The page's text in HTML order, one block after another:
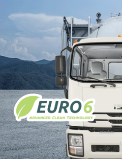
Productores de
de marzo de 2019,
representa un aumento
se exportó un total
mes de marzo de 2018.
el primer trimestre
unidades producidas
por otra parte,
un incremento del
impulso en la
ha incrementado la